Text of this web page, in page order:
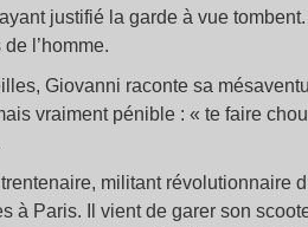
justifié la garde à vue
l’homme.
Giovanni raconte sa
vraiment pénible : « te faire
militant révolutionnaire
à Paris. Il vient de garer son